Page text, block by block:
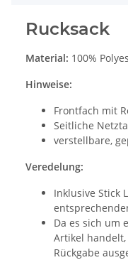
Rucksack
Material: 100%
Hinweise:
Frontfach mit
Seitliche
verstellbare,
Veredelung:
Inklusive Stick
Da es sich um
Artikel
Rückgabe